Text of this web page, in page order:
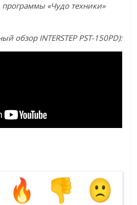
«Чудо техники»
обзор INTERSTEP PST-150PD):